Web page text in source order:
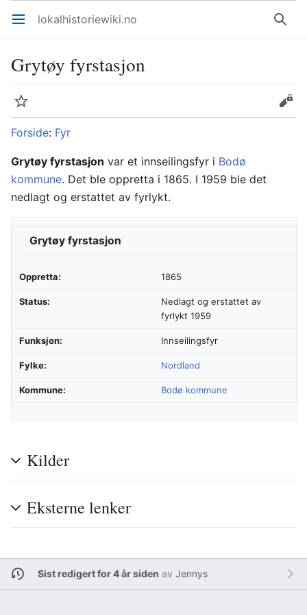
Åpne hovedmenyen lokalhistoriewiki.no Søk
Grytøy fyrstasjon
Overvåk
Rediger
Forside: Fyr
Grytøy fyrstasjon var et innseilingsfyr i Bodø
kommune. Det ble oppretta i 1865. I 1959 ble det
nedlagt og erstattet av fyrlykt.
Grytøy fyrstasjon
Oppretta: 1865
Status:
Nedlagt og erstattet av
fyrlykt 1959
Funksjon: Innseilingsfyr
Fylke: Nordland
Kommune: Bodø kommune
Kilder
Eksterne lenker
Sist redigert for 4 år siden av Jennys